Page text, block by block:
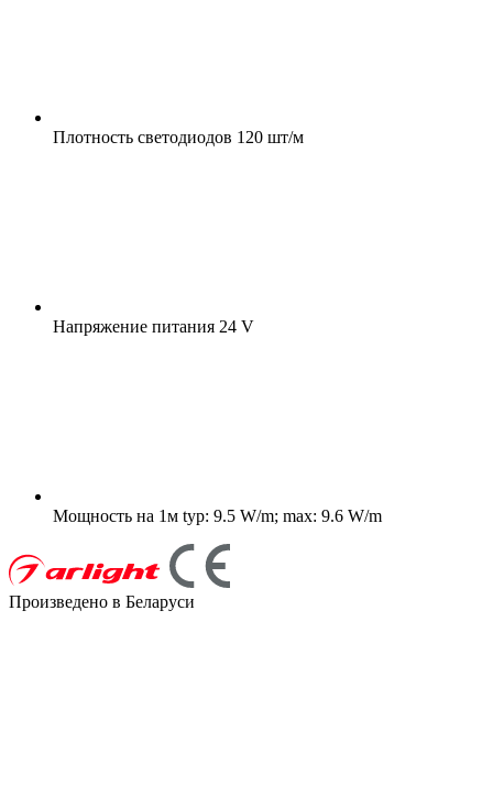
Плотность светодиодов 120 шт/м
Напряжение питания 24 V
Мощность на 1м typ: 9.5 W/m; max: 9.6 W/m
Произведено в Беларуси